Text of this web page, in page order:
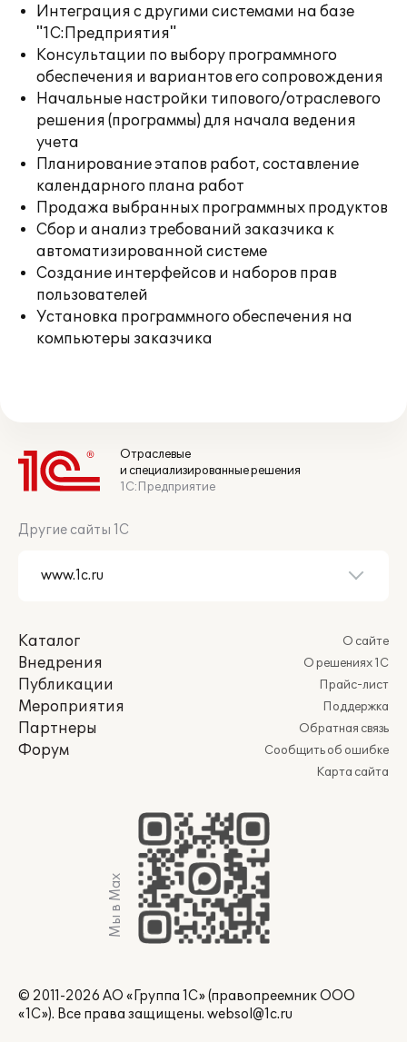
Интеграция с другими системами на базе
"1С:Предприятия"
Консультации по выбору программного
обеспечения и вариантов его сопровождения
Начальные настройки типового/отраслевого
решения (программы) для начала ведения
учета
Планирование этапов работ, составление
календарного плана работ
Продажа выбранных программных продуктов
Сбор и анализ требований заказчика к
автоматизированной системе
Создание интерфейсов и наборов прав
пользователей
Установка программного обеспечения на
компьютеры заказчика
Отраслевые
и специализированные решения
1С:Предприятие
Другие сайты 1С
Каталог
Внедрения
Публикации
Мероприятия
Партнеры
Форум
О сайте
О решениях 1С
Прайс-лист
Поддержка
Обратная связь
Сообщить об ошибке
Карта сайта
Мы в Max
© 2011-2026 АО «Группа 1С» (правопреемник ООО
«1С»). Все права защищены. websol@1c.ru